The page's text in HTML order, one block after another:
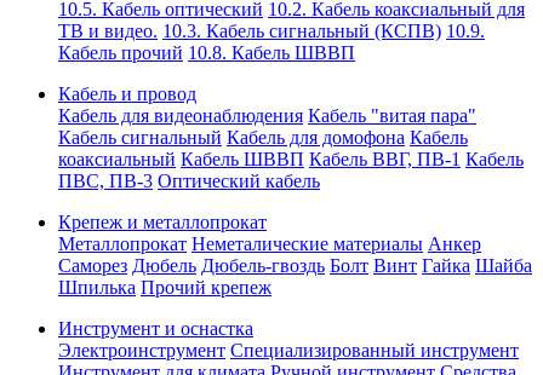
10.5. Кабель оптический 10.2. Кабель коаксиальный для
ТВ и видео. 10.3. Кабель сигнальный (КСПВ) 10.9.
Кабель прочий 10.8. Кабель ШВВП
Кабель и провод
Кабель для видеонаблюдения Кабель "витая пара"
Кабель сигнальный Кабель для домофона Кабель
коаксиальный Кабель ШВВП Кабель ВВГ, ПВ-1 Кабель
ПВС, ПВ-3 Оптический кабель
Крепеж и металлопрокат
Металлопрокат Неметалические материалы Анкер
Саморез Дюбель Дюбель-гвоздь Болт Винт Гайка Шайба
Шпилька Прочий крепеж
Инструмент и оснастка
Электроинструмент Специализированный инструмент